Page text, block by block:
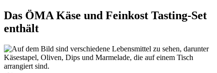
Das ÖMA Käse und Feinkost Tasting-Set
enthält